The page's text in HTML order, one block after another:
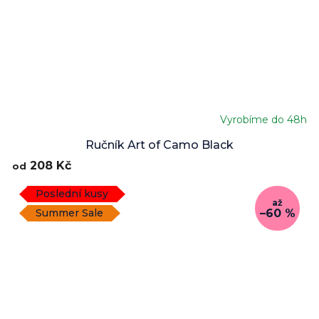
Ručník Art of Camo Black
Vyrobíme do 48h
od 208 Kč
Poslední kusy
Summer Sale
až
–60 %